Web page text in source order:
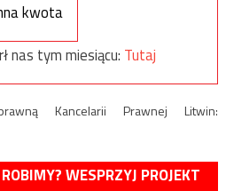
kwota
nas tym miesiącu: Tutaj
Kancelarii Prawnej Litwin:
WESPRZYJ PROJEKT